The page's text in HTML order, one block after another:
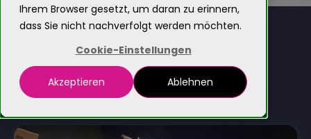
Ihrem Browser gesetzt, um daran zu erinnern,
dass Sie nicht nachverfolgt werden möchten.
Cookie-Einstellungen
Akzeptieren Ablehnen
Topic
AR